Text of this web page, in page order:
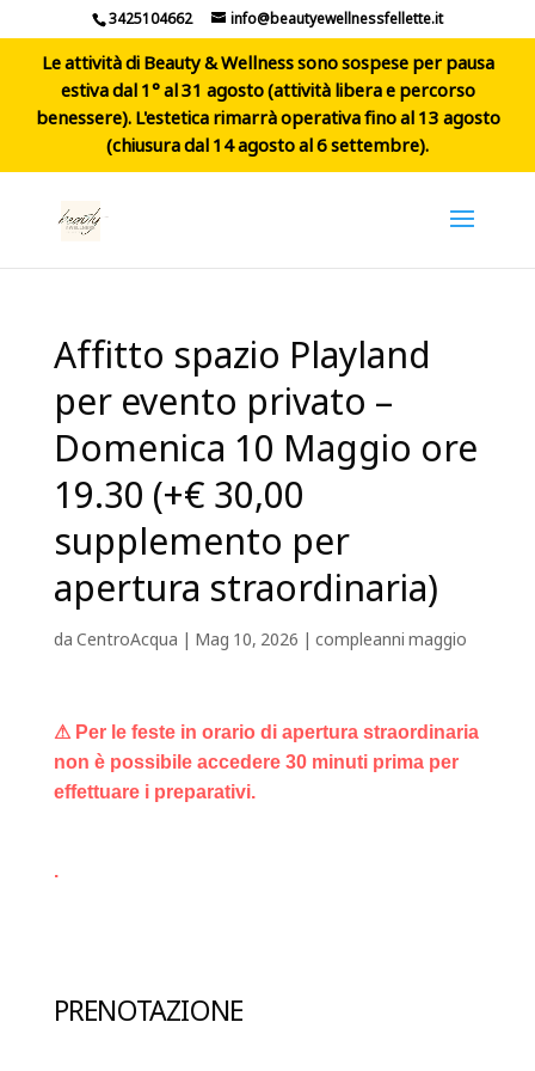
3425104662 info@beautyewellnessfellette.it
Le attività di Beauty & Wellness sono sospese per pausa
estiva dal 1° al 31 agosto (attività libera e percorso
benessere). L'estetica rimarrà operativa fino al 13 agosto
(chiusura dal 14 agosto al 6 settembre).
Affitto spazio Playland
per evento privato –
Domenica 10 Maggio ore
19.30 (+€ 30,00
supplemento per
apertura straordinaria)
daCentroAcqua | Mag 10, 2026 | compleanni maggio
⚠ Per le feste in orario di apertura straordinaria
non è possibile accedere 30 minuti prima per
effettuare i preparativi.
.
PRENOTAZIONE